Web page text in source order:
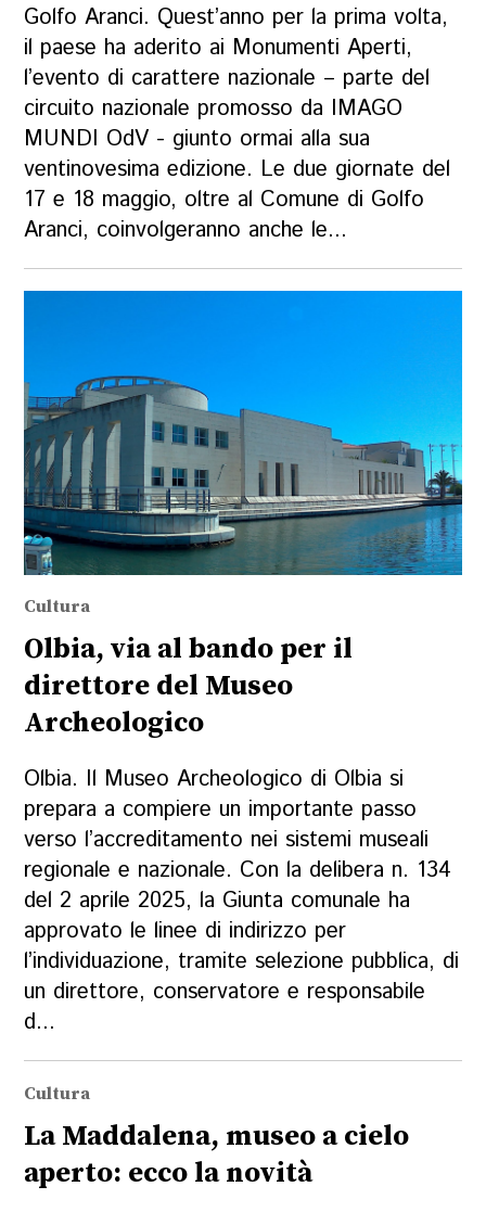
Golfo Aranci. Quest’anno per la prima volta,
il paese ha aderito ai Monumenti Aperti,
l’evento di carattere nazionale – parte del
circuito nazionale promosso da IMAGO
MUNDI OdV - giunto ormai alla sua
ventinovesima edizione. Le due giornate del
17 e 18 maggio, oltre al Comune di Golfo
Aranci, coinvolgeranno anche le...
Cultura
Olbia, via al bando per il
direttore del Museo
Archeologico
Olbia. Il Museo Archeologico di Olbia si
prepara a compiere un importante passo
verso l’accreditamento nei sistemi museali
regionale e nazionale. Con la delibera n. 134
del 2 aprile 2025, la Giunta comunale ha
approvato le linee di indirizzo per
l’individuazione, tramite selezione pubblica, di
un direttore, conservatore e responsabile
d...
Cultura
La Maddalena, museo a cielo
aperto: ecco la novità